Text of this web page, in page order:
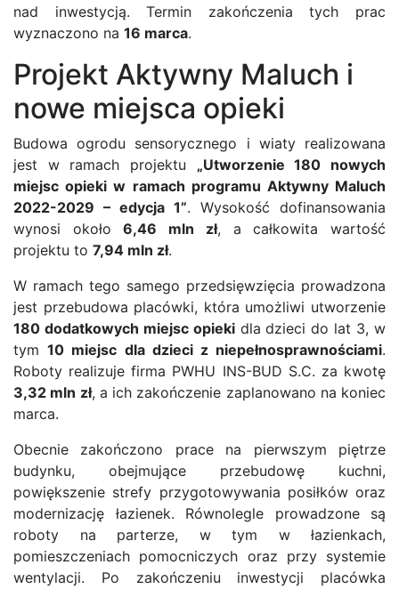
nad inwestycją. Termin zakończenia tych prac
wyznaczono na 16 marca.
Projekt Aktywny Maluch i
nowe miejsca opieki
Budowa ogrodu sensorycznego i wiaty realizowana
jest w ramach projektu „Utworzenie 180 nowych
miejsc opieki w ramach programu Aktywny Maluch
2022-2029 – edycja 1”. Wysokość dofinansowania
wynosi około6,46 mln zł, a całkowita wartość
projektu to 7,94 mln zł.
W ramach tego samego przedsięwzięcia prowadzona
jest przebudowa placówki, która umożliwi utworzenie
180 dodatkowych miejsc opiekidla dzieci do lat 3, w
tym10 miejsc dla dzieci z niepełnosprawnościami.
Roboty realizuje firma PWHU INS-BUD S.C. za kwotę
3,32 mln zł, a ich zakończenie zaplanowano na koniec
marca.
Obecnie zakończono prace na pierwszym piętrze
budynku, obejmujące przebudowę kuchni,
powiększenie strefy przygotowywania posiłków oraz
modernizację łazienek. Równolegle prowadzone są
roboty na parterze, w tym w łazienkach,
pomieszczeniach pomocniczych oraz przy systemie
wentylacji. Po zakończeniu inwestycji placówka